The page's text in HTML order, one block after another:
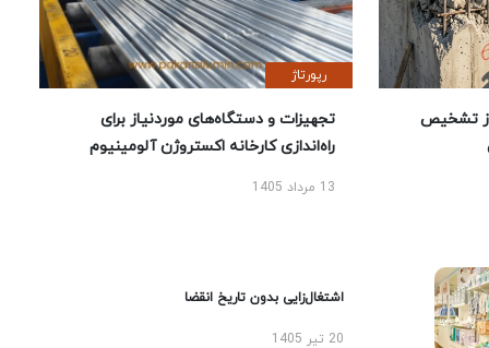
تشخیص
رپورتاژ
تجهیزات و دستگاه‌های موردنیاز برای
راه‌اندازی کارخانه اکستروژن آلومینیوم
13 مرداد 1405
اشتغال‌زایی بدون تاریخ انقضا
20 تیر 1405